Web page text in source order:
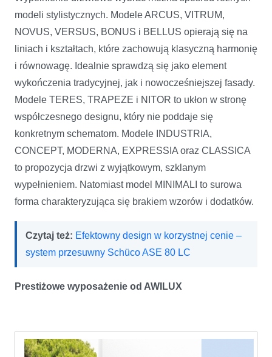
modeli stylistycznych. Modele ARCUS, VITRUM,
NOVUS, VERSUS, BONUS i BELLUS opierają się na
liniach i kształtach, które zachowują klasyczną harmonię
i równowagę. Idealnie sprawdzą się jako element
wykończenia tradycyjnej, jak i nowocześniejszej fasady.
Modele TERES, TRAPEZE i NITOR to ukłon w stronę
współczesnego designu, który nie poddaje się
konkretnym schematom. Modele INDUSTRIA,
CONCEPT, MODERNA, EXPRESSIA oraz CLASSICA
to propozycja drzwi z wyjątkowym, szklanym
wypełnieniem. Natomiast model MINIMALI to surowa
forma charakteryzująca się brakiem wzorów i dodatków.
Czytaj też: Efektowny design w korzystnej cenie –
system przesuwny Schüco ASE 80 LC
Prestiżowe wyposażenie od AWILUX